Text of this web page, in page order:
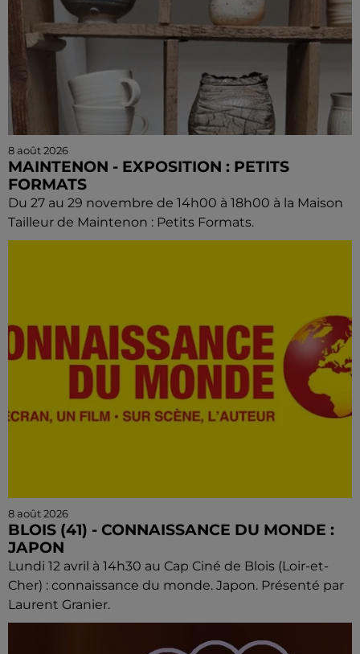
8 août 2026
MAINTENON - EXPOSITION : PETITS
FORMATS
Du 27 au 29 novembre de 14h00 à 18h00 à la Maison
Tailleur de Maintenon : Petits Formats.
8 août 2026
BLOIS (41) - CONNAISSANCE DU MONDE :
JAPON
Lundi 12 avril à 14h30 au Cap Ciné de Blois (Loir-et-
Cher) : connaissance du monde. Japon. Présenté par
Laurent Granier.